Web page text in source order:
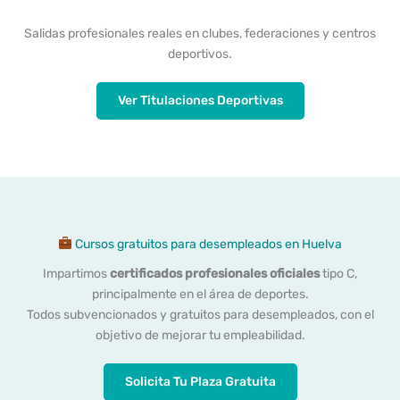
Salidas profesionales reales en clubes, federaciones y centros
deportivos.
Ver Titulaciones Deportivas
Cursos gratuitos para desempleados en Huelva
Impartimoscertificados profesionales oficialestipo C,
principalmente en el área de deportes.
Todos subvencionados y gratuitos para desempleados, con el
objetivo de mejorar tu empleabilidad.
Solicita Tu Plaza Gratuita